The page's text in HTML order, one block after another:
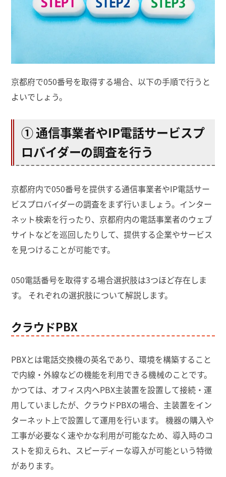
京都府で050番号を取得する場合、以下の手順で行うと
よいでしょう。
① 通信事業者やIP電話サービスプ
ロバイダーの調査を行う
京都府内で050番号を提供する通信事業者やIP電話サー
ビスプロバイダーの調査をまず行いましょう。インター
ネット検索を行ったり、京都府内の電話事業者のウェブ
サイトなどを巡回したりして、提供する企業やサービス
を見つけることが可能です。
050電話番号を取得する場合選択肢は3つほど存在しま
す。 それぞれの選択肢について解説します。
クラウドPBX
PBXとは電話交換機の英名であり、環境を構築すること
で内線・外線などの機能を利用できる機械のことです。
かつては、オフィス内へPBX主装置を設置して接続・運
用していましたが、クラウドPBXの場合、主装置をイン
ターネット上で設置して運用を行います。 機器の購入や
工事が必要なく速やかな利用が可能なため、導入時のコ
ストを抑えられ、スピーディーな導入が可能という特徴
があります。